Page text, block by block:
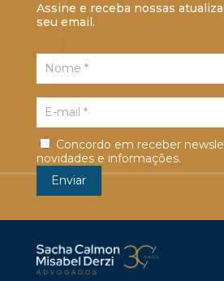
Assine e receba nossas
seu email.
Concordo em receber
novidades e informações.